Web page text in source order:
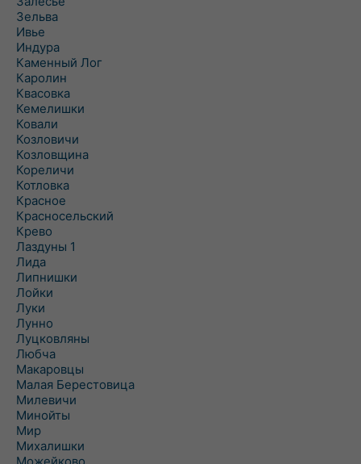
Зельва
Ивье
Индура
Каменный Лог
Каролин
Квасовка
Кемелишки
Ковали
Козловичи
Козловщина
Кореличи
Котловка
Красное
Красносельский
Крево
Лаздуны 1
Лида
Липнишки
Лойки
Луки
Лунно
Луцковляны
Любча
Макаровцы
Малая Берестовица
Милевичи
Минойты
Мир
Михалишки